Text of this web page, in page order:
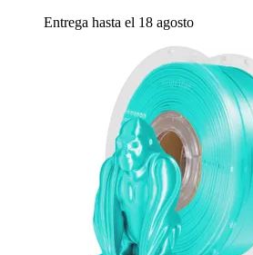
Entrega hasta el 18 agosto